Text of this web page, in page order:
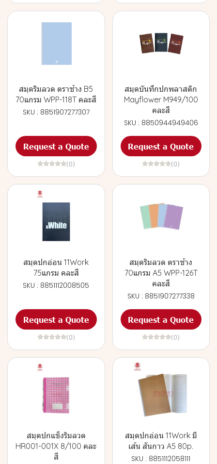
สมุดริมลวด ตราช้าง B5
70แกรม WPP-118T คละสี
SKU : 8851907277307
Request a Quote
(0)
สมุดบันทึกปกพลาสติก
Mayflower M949/100
คละสี
SKU : 8850944949406
Request a Quote
(0)
สมุดปกอ่อน 11Work
75แกรม คละสี
SKU : 8851112008505
Request a Quote
(0)
สมุดริมลวด ตราช้าง
70แกรม A5 WPP-126T
คละสี
SKU : 8851907277338
Request a Quote
(0)
สมุดปกแข็งริมลวด
HR001-001X 8/100 คละ
สี
สมุดปกอ่อน 11Work มี
เส้น สันกาว A5 80p.
SKU : 8851112058111